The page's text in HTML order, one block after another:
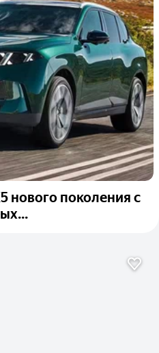
нового поколения с